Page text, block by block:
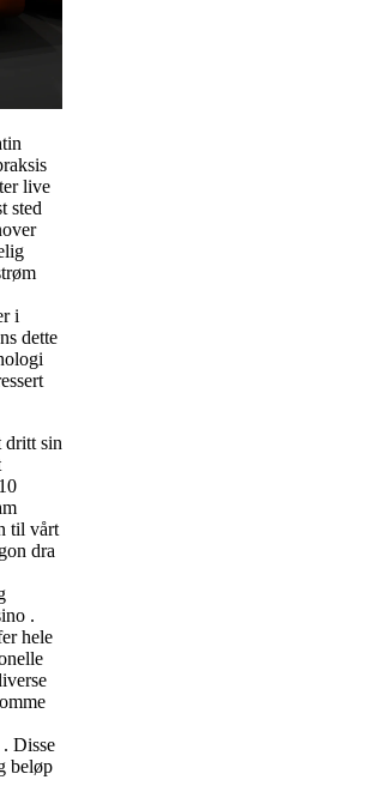
live
sted
i
dette
dritt sin
til vårt
dra
.
hele
Disse
beløp